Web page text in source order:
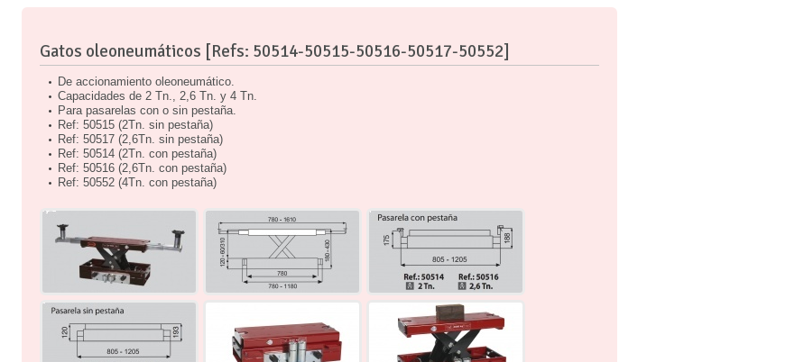
Gatos oleoneumáticos [Refs: 50514-50515-50516-50517-50552]
De accionamiento oleoneumático.
Capacidades de 2 Tn., 2,6 Tn. y 4 Tn.
Para pasarelas con o sin pestaña.
Ref: 50515 (2Tn. sin pestaña)
Ref: 50517 (2,6Tn. sin pestaña)
Ref: 50514 (2Tn. con pestaña)
Ref: 50516 (2,6Tn. con pestaña)
Ref: 50552 (4Tn. con pestaña)